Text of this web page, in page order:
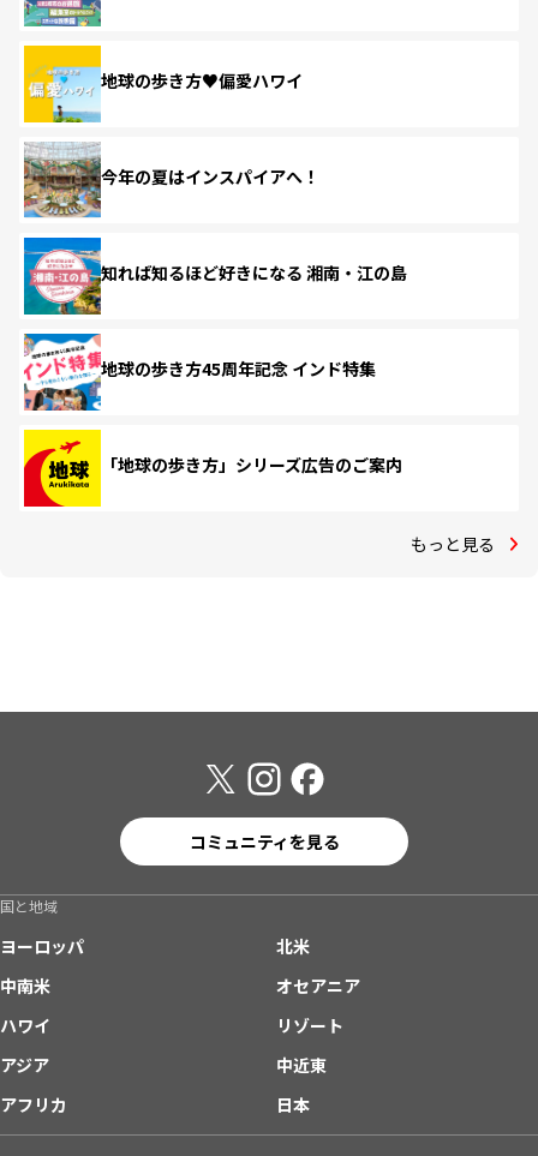
地球の歩き方♥偏愛ハワイ
今年の夏はインスパイアへ！
知れば知るほど好きになる 湘南・江の島
地球の歩き方45周年記念 インド特集
「地球の歩き方」シリーズ広告のご案内
もっと見る
コミュニティを見る
国と地域
ヨーロッパ
北米
中南米
オセアニア
ハワイ
リゾート
アジア
中近東
アフリカ
日本